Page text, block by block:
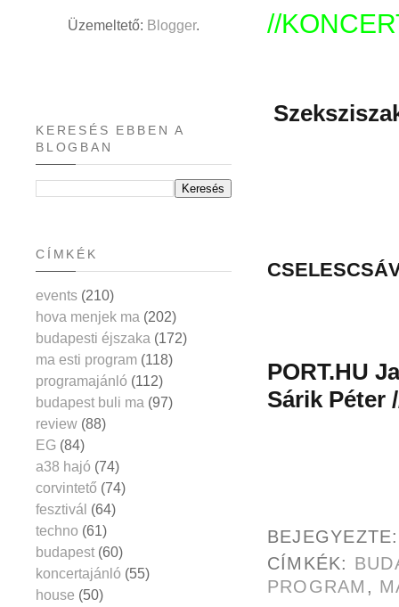
//
PORT.HU
Sárik Péter
CÍMKÉK:
PROGRAM ,
Üzemeltető: Blogger.
KERESÉS EBBEN A
BLOGBAN
CÍMKÉK
events (210)
hova menjek ma (202)
budapesti éjszaka (172)
ma esti program (118)
programajánló (112)
budapest buli ma (97)
review (88)
EG (84)
a38 hajó (74)
corvintető (74)
fesztivál (64)
techno (61)
budapest (60)
koncertajánló (55)
house (50)